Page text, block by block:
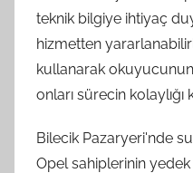
teknik bilgiye ihtiyaç
hizmetten
kullanarak
onları sürecin
Bilecik Pazaryeri'nde
Opel sahiplerinin yedek